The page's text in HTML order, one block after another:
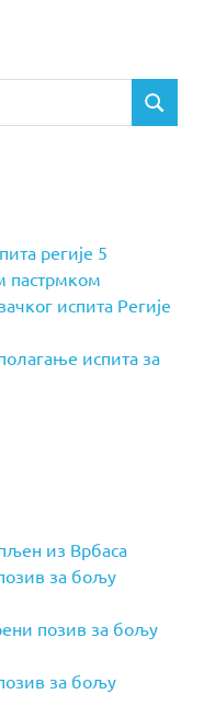
SEARCH
регије 5
пастрмком
испита Регије
испита за
из Врбаса
за бољу
позив за бољу
за бољу